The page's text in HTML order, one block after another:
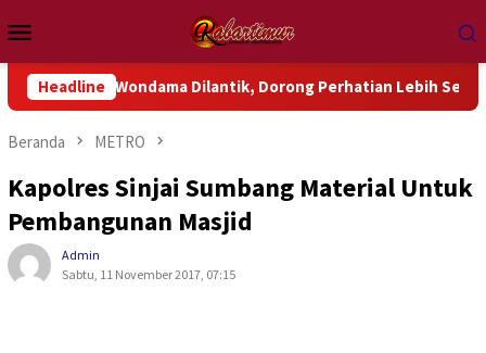
ke
kontenMobile
Headline
Wondama Dilantik, Dorong Perhatian Lebih Serius Terhadap
Beranda METRO
Kapolres Sinjai Sumbang Material Untuk
Pembangunan Masjid
Admin
Sabtu, 11 November 2017, 07:15